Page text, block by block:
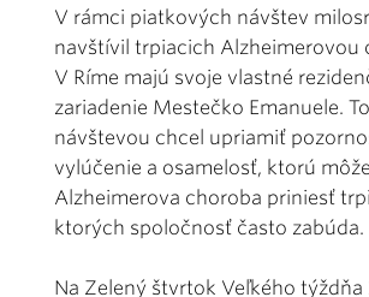
V rámci piatkových návštev
navštívil trpiacich Alzheimerovou
V Ríme majú svoje vlastné
zariadenie Mestečko Emanuele.
návštevou chcel upriamiť
vylúčenie a osamelosť, ktorú môže
Alzheimerova choroba priniesť
ktorých spoločnosť často zabúda.
Na Zelený štvrtok Veľkého týždňa